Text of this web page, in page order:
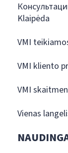
Klaipėda
VMI
VMI kliento
VMI
Vienas